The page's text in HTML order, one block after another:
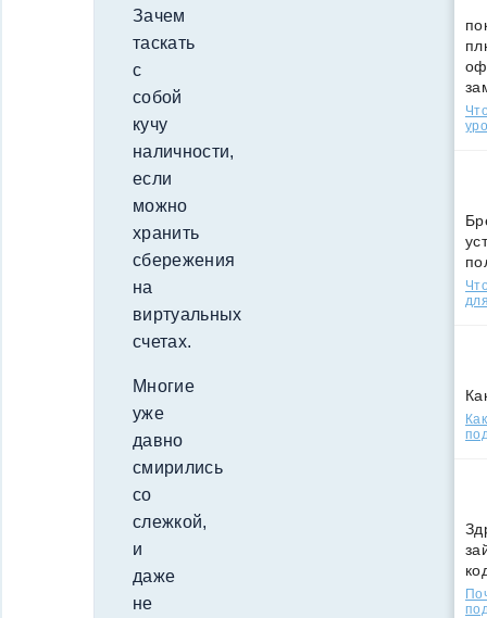
Зачем
таскать
с
собой
кучу
наличности,
если
можно
хранить
сбережения
на
виртуальных
счетах.
Многие
уже
давно
смирились
со
слежкой,
и
даже
не